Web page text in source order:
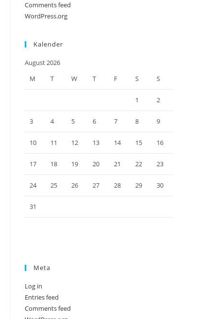
Comments feed
WordPress.org
Kalender
August 2026
M
T W T F S S
1 2
3 4 5 6 7 8 9
10 11 12 13 14 15 16
17 18 19 20 21 22 23
24 25 26 27 28 29 30
31
Meta
Log in
Entries feed
Comments feed